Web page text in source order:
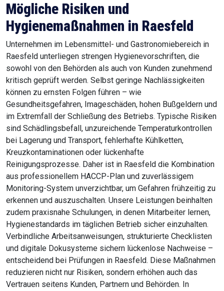
Mögliche Risiken und
Hygienemaßnahmen in Raesfeld
Unternehmen im Lebensmittel- und Gastronomiebereich in
Raesfeld unterliegen strengen Hygienevorschriften, die
sowohl von den Behörden als auch von Kunden zunehmend
kritisch geprüft werden. Selbst geringe Nachlässigkeiten
können zu ernsten Folgen führen – wie
Gesundheitsgefahren, Imageschäden, hohen Bußgeldern und
im Extremfall der Schließung des Betriebs. Typische Risiken
sind Schädlingsbefall, unzureichende Temperaturkontrollen
bei Lagerung und Transport, fehlerhafte Kühlketten,
Kreuzkontaminationen oder lückenhafte
Reinigungsprozesse. Daher ist in Raesfeld die Kombination
aus professionellem HACCP-Plan und zuverlässigem
Monitoring-System unverzichtbar, um Gefahren frühzeitig zu
erkennen und auszuschalten. Unsere Leistungen beinhalten
zudem praxisnahe Schulungen, in denen Mitarbeiter lernen,
Hygienestandards im täglichen Betrieb sicher einzuhalten.
Verbindliche Arbeitsanweisungen, strukturierte Checklisten
und digitale Dokusysteme sichern lückenlose Nachweise –
entscheidend bei Prüfungen in Raesfeld. Diese Maßnahmen
reduzieren nicht nur Risiken, sondern erhöhen auch das
Vertrauen seitens Kunden, Partnern und Behörden. In